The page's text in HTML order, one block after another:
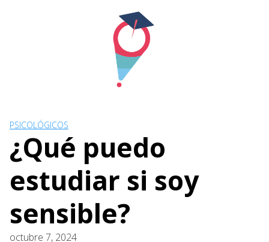
PSICOLÓGICOS
¿Qué puedo
estudiar si soy
sensible?
octubre 7, 2024